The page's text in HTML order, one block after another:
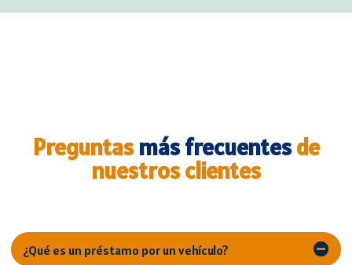
Preguntasmás frecuentesde
nuestros clientes
¿Qué es un préstamo por un vehículo?